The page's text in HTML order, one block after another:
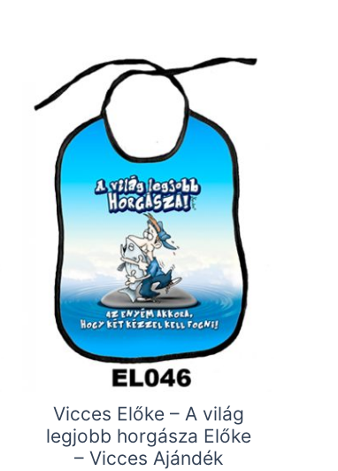
Vicces Előke – A világ
legjobb horgásza Előke
– Vicces Ajándék